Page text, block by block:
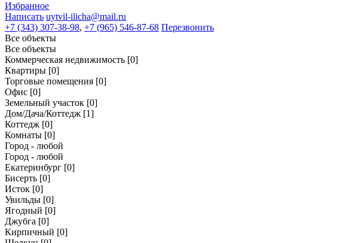
Избранное
Написать uytvil-ilicha@mail.ru
+7 (343) 307-38-98, +7 (965) 546-87-68 Перезвонить
Все объекты
Все объекты
Коммерческая недвижимость [0]
Квартиры [0]
Торговые помещения [0]
Офис [0]
Земельный участок [0]
Дом/Дача/Коттедж [1]
Коттедж [0]
Комнаты [0]
Город - любой
Город - любой
Екатеринбург [0]
Бисерть [0]
Исток [0]
Увильды [0]
Ягодный [0]
Джубга [0]
Кирпичный [0]